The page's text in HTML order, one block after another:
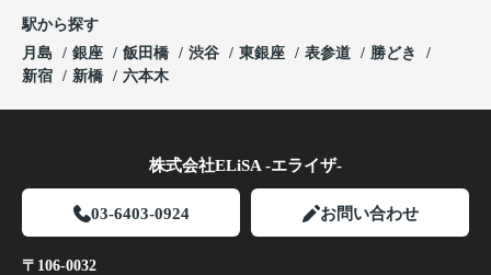
駅から探す
月島
銀座 飯田橋 渋谷 東銀座 表参道
勝どき
新宿
新橋 六本木
株式会社ELiSA -エライザ-
03-6403-0924 お問い合わせ
〒106-0032